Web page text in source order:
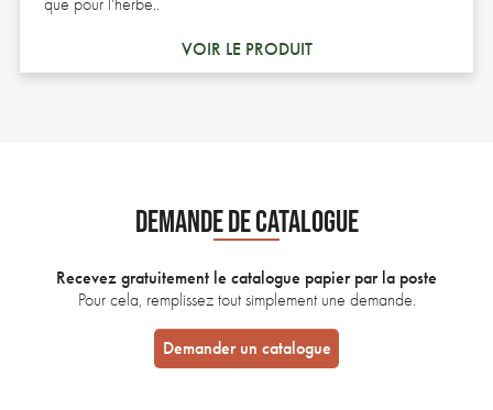
que pour l'herbe..
VOIR LE PRODUIT
DEMANDE DE CATALOGUE
Recevez gratuitement le catalogue papier par la poste
Pour cela, remplissez tout simplement une demande.
Demander un catalogue